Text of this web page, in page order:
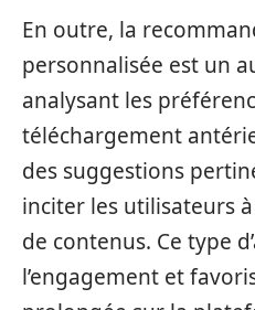
En outre, la
personnalisée est un
analysant les
téléchargement
des suggestions
inciter les utilisateurs
de contenus. Ce type
l’engagement et